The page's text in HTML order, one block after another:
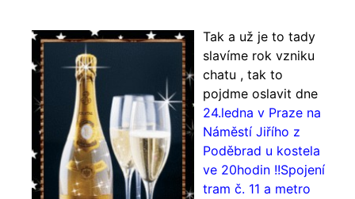
Tak a už je to tady
slavíme rok vzniku
chatu , tak to
pojdme oslavit dne
24.ledna v Praze na
Náměstí Jiřího z
Poděbrad u kostela
ve 20hodin !!Spojení
tram č. 11 a metro